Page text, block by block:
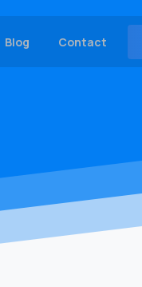
Blog Contact